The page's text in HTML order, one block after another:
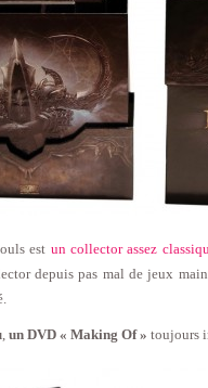
est un collector assez
depuis pas mal de jeux
, un DVD « Making Of » toujours